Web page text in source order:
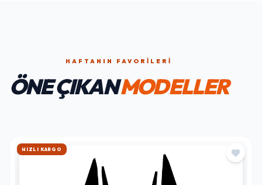
HAFTANIN FAVORILERI
ÖNE ÇIKANMODELLER
HIZLI KARGO